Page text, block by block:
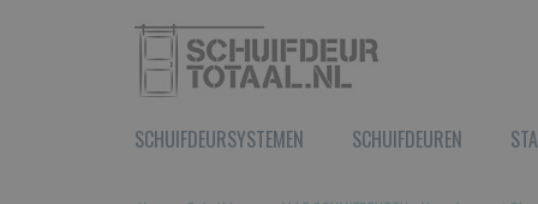
SCHUIFDEURSYSTEMEN SCHUIFDEUREN